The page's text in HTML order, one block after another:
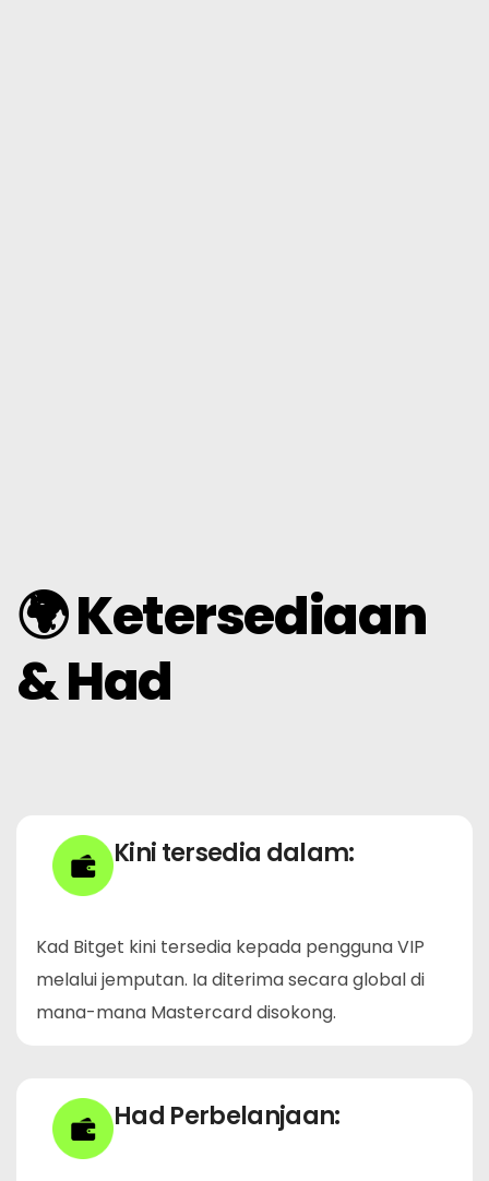
🌍 Ketersediaan
& Had
Kini tersedia dalam:
Kad Bitget kini tersedia kepada pengguna VIP
melalui jemputan. Ia diterima secara global di
mana-mana Mastercard disokong.
Had Perbelanjaan: